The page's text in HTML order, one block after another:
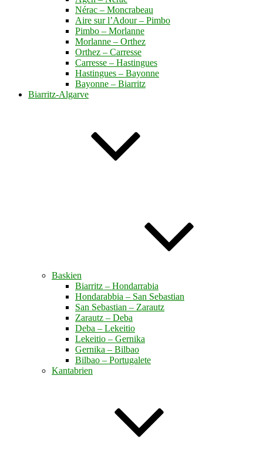
Nérac – Moncrabeau
Aire sur l’Adour – Pimbo
Pimbo – Morlanne
Morlanne – Orthez
Orthez – Carresse
Carresse – Hastingues
Hastingues – Bayonne
Bayonne – Biarritz
Biarritz-Algarve
Baskien
Biarritz – Hondarrabia
Hondarabbia – San Sebastian
San Sebastian – Zarautz
Zarautz – Deba
Deba – Lekeitio
Lekeitio – Gernika
Gernika – Bilbao
Bilbao – Portugalete
Kantabrien